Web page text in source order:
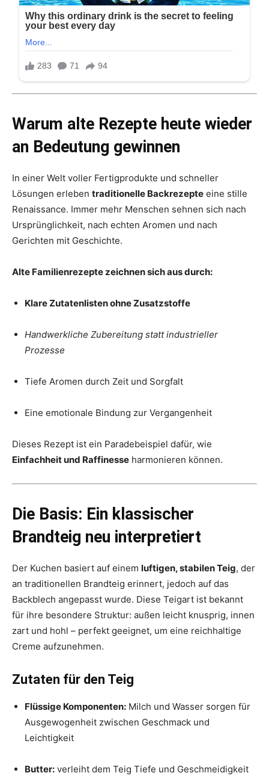
Warum alte Rezepte heute wieder
an Bedeutung gewinnen
In einer Welt voller Fertigprodukte und schneller
Lösungen erleben traditionelle Backrezepte eine stille
Renaissance. Immer mehr Menschen sehnen sich nach
Ursprünglichkeit, nach echten Aromen und nach
Gerichten mit Geschichte.
Alte Familienrezepte zeichnen sich aus durch:
Klare Zutatenlisten ohne Zusatzstoffe
Handwerkliche Zubereitung statt industrieller
Prozesse
Tiefe Aromen durch Zeit und Sorgfalt
Eine emotionale Bindung zur Vergangenheit
Dieses Rezept ist ein Paradebeispiel dafür, wie
Einfachheit und Raffinesse harmonieren können.
Die Basis: Ein klassischer
Brandteig neu interpretiert
Der Kuchen basiert auf einem luftigen, stabilen Teig, der
an traditionellen Brandteig erinnert, jedoch auf das
Backblech angepasst wurde. Diese Teigart ist bekannt
für ihre besondere Struktur: außen leicht knusprig, innen
zart und hohl – perfekt geeignet, um eine reichhaltige
Creme aufzunehmen.
Zutaten für den Teig
Flüssige Komponenten: Milch und Wasser sorgen für
Ausgewogenheit zwischen Geschmack und
Leichtigkeit
Butter: verleiht dem Teig Tiefe und Geschmeidigkeit